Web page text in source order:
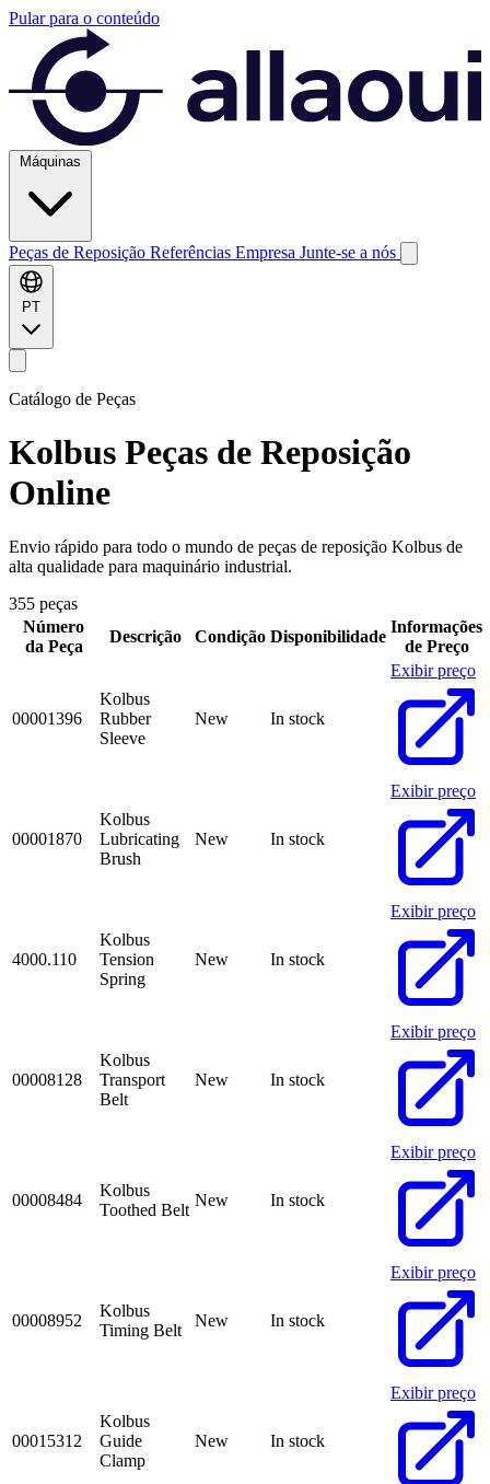
Pular para o conteúdo
Máquinas
Peças de Reposição Referências Empresa Junte-se a nós
PT
Catálogo de Peças
Kolbus Peças de Reposição
Online
Envio rápido para todo o mundo de peças de reposição Kolbus de
alta qualidade para maquinário industrial.
355 peças
Número
da Peça
Descrição Condição Disponibilidade
Informações
de Preço
00001396
Kolbus
Rubber
Sleeve
New In stock
Exibir preço
00001870
Kolbus
Lubricating
Brush
New In stock
Exibir preço
4000.110
Kolbus
Tension
Spring
New In stock
Exibir preço
00008128
Kolbus
Transport
Belt
New In stock
Exibir preço
00008484
Kolbus
Toothed Belt
New In stock
Exibir preço
00008952
Kolbus
Timing Belt
New In stock
Exibir preço
00015312
Kolbus
Guide
Clamp
New In stock
Exibir preço